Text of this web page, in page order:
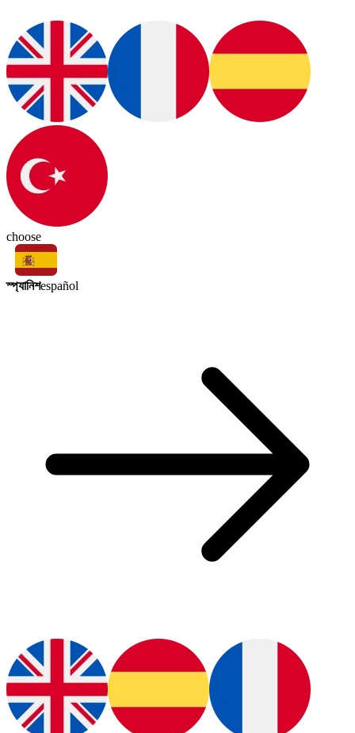
choose
স্প্যানিশespañol